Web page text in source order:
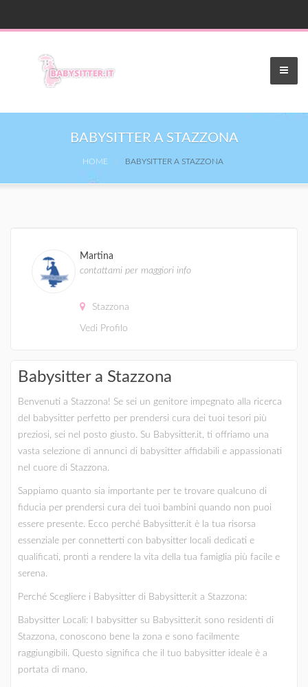
BABYSITTER A STAZZONA
HOME BABYSITTER A STAZZONA
Martina
contattami per maggiori info
Stazzona
Vedi Profilo
Babysitter a Stazzona
Benvenuti a Stazzona! Se sei un genitore impegnato alla ricerca
del babysitter perfetto per prendersi cura dei tuoi tesori più
preziosi, sei nel posto giusto. Su Babysitter.it, ti offriamo una
vasta selezione di annunci di babysitter affidabili e appassionati
nel cuore di Stazzona.
Sappiamo quanto sia importante per te trovare qualcuno di
fiducia per prendersi cura dei tuoi bambini quando non puoi
essere presente. Ecco perché Babysitter.it è la tua risorsa
essenziale per connetterti con babysitter locali dedicati e
qualificati, pronti a rendere la vita della tua famiglia più facile e
serena.
Perché Scegliere i Babysitter di Babysitter.it a Stazzona:
Babysitter Locali: I babysitter su Babysitter.it sono residenti di
Stazzona, conoscono bene la zona e sono facilmente
raggiungibili. Questo significa che il tuo babysitter ideale è a
portata di mano.